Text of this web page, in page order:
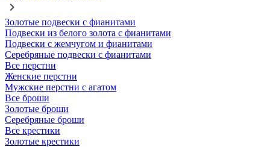
Золотые подвески с фианитами
Подвески из белого золота с фианитами
Подвески с жемчугом и фианитами
Серебряные подвески с фианитами
Все перстни
Женские перстни
Мужские перстни с агатом
Все броши
Золотые броши
Серебряные броши
Все крестики
Золотые крестики